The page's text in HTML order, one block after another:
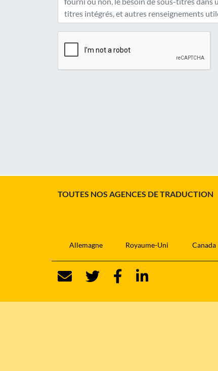
TOUTES NOS AGENCES DE TRADUCTION
Allemagne Royaume-Uni Canada